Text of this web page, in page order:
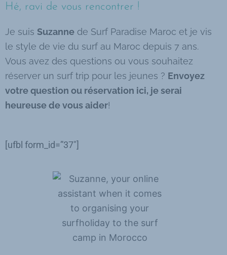
Hé, ravi de vous rencontrer !​
Je suis Suzanne de Surf Paradise Maroc et je vis
le style de vie du surf au Maroc depuis 7 ans.
Vous avez des questions ou vous souhaitez
réserver un surf trip pour les jeunes ? Envoyez
votre question ou réservation ici, je serai
heureuse de vous aider!
[ufbl form_id=”37″]